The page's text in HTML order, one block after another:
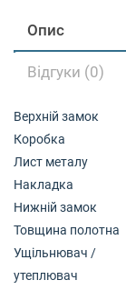
Опис
Відгуки (0)
Верхній замок
Коробка
Лист металу
Накладка
Нижній замок
Товщина полотна
Ущільнювач /
утеплювач